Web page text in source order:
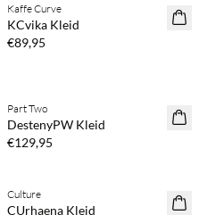
NEUHEITEN
Kaffe Curve
KCvika Kleid
€89,95
NEUHEITEN
Part Two
DestenyPW Kleid
€129,95
NEUHEITEN
Culture
CUrhaena Kleid